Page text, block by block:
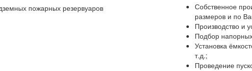
Собственное
размеров и по
Производство и
Подбор
Установка
т.д.;
Проведение